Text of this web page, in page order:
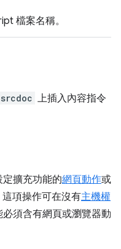
檔案名稱。
上插入內容指令
擴充功能的網頁動作或
項操作可在沒有主機權
須含有網頁或瀏覽器動